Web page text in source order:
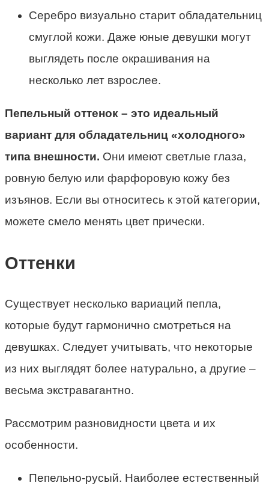
Серебро визуально старит обладательниц
смуглой кожи. Даже юные девушки могут
выглядеть после окрашивания на
несколько лет взрослее.
Пепельный оттенок – это идеальный
вариант для обладательниц «холодного»
типа внешности. Они имеют светлые глаза,
ровную белую или фарфоровую кожу без
изъянов. Если вы относитесь к этой категории,
можете смело менять цвет прически.
Оттенки
Существует несколько вариаций пепла,
которые будут гармонично смотреться на
девушках. Следует учитывать, что некоторые
из них выглядят более натурально, а другие –
весьма экстравагантно.
Рассмотрим разновидности цвета и их
особенности.
Пепельно-русый. Наиболее естественный